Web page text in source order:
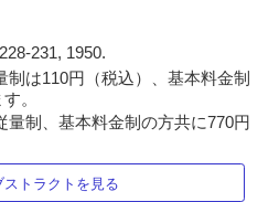
228-231, 1950.
制は110円（税込）、基本料金制
。
量制、基本料金制の方共に770円
ストラクトを見る